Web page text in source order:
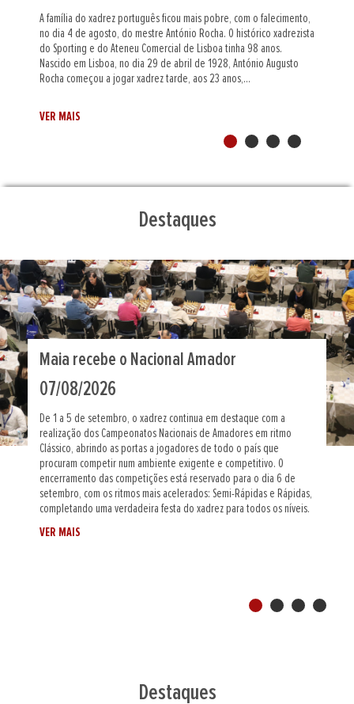
Na localidade montenegrina de Cetinje já se jogam os
Campeonatos da Europa de Sub-20 e Portugal está representado
nas competições feminina e absoluta, através, respetivamente, de
Margarida Correia (Vitória SC) e Filipa Camacho (Clube dos Galitos) e
de Gustavo Ribeiro (AX Gaia). Na primeira das nove...
VER MAIS
Destaques
Nacionais femininos de ritmos rápidos na
Maia
No próximo dia 30 de agosto, a cidade da Maia recebe os
Campeonatos Nacionais Femininos de Rápidas e de Semi-Rápidas,
provas individuais que abrem a semana de competições de xadrez
organizada neste recinto e que atribuem dois títulos nacionais na
vertente feminina. Durante o período da manhã terá lugar o
Campeonato Nacional Feminino de Rápidas, disputado em ritmo
rápido de 3m+2s jogada/lance, reunindo jogadoras de diferentes
clubes e associações de todo o país. No período da tarde joga-
Destaques